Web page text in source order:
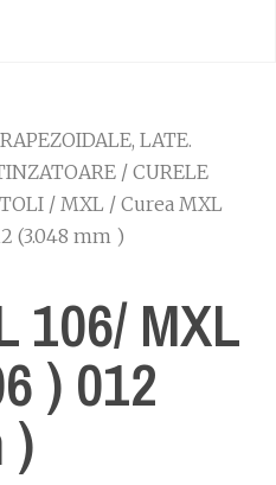
LATE.
/ CURELE
/ MXL / Curea MXL
(3.048 mm )
106/ MXL
) 012
)